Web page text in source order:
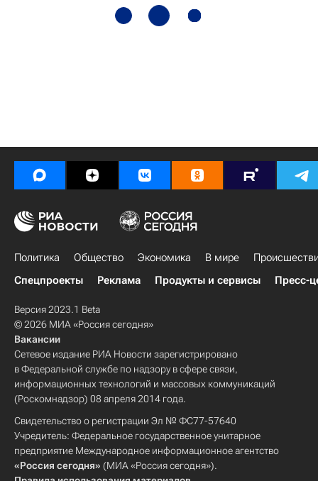
Политика Общество Экономика В мире
Спецпроекты
Реклама Продукты и сервисы Пресс-
Версия 2023.1 Beta
© 2026 МИА «Россия сегодня»
Вакансии
Сетевое издание РИА Новости зарегистрировано
в Федеральной службе по надзору в сфере связи,
информационных технологий и массовых коммуникаций
(Роскомнадзор) 08 апреля 2014 года.
Свидетельство о регистрации Эл № ФС77-57640
Учредитель: Федеральное государственное унитарное
предприятие Международное информационное агентство
«Россия сегодня» (МИА «Россия сегодня»).